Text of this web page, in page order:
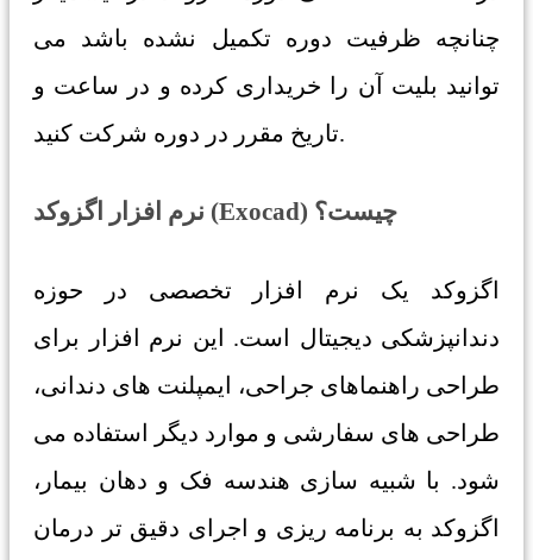
چنانچه ظرفیت دوره تکمیل نشده باشد می
توانید بلیت آن را خریداری کرده و در ساعت و
تاریخ مقرر در دوره شرکت کنید.
نرم افزار اگزوکد (Exocad) چیست؟
اگزوکد یک نرم افزار تخصصی در حوزه
دندانپزشکی دیجیتال است. این نرم افزار برای
طراحی راهنماهای جراحی، ایمپلنت های دندانی،
طراحی های سفارشی و موارد دیگر استفاده می
شود. با شبیه سازی هندسه فک و دهان بیمار،
اگزوکد به برنامه ریزی و اجرای دقیق تر درمان